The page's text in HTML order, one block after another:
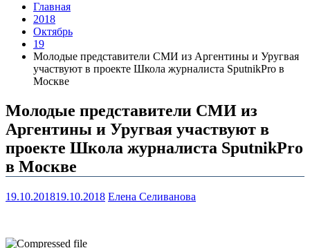
Главная
2018
Октябрь
19
Молодые представители СМИ из Аргентины и Уругвая
участвуют в проекте Школа журналиста SputnikPro в
Москве
Молодые представители СМИ из
Аргентины и Уругвая участвуют в
проекте Школа журналиста SputnikPro
в Москве
19.10.201819.10.2018 Елена Селиванова